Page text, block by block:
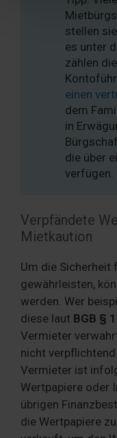
Partner führen
weiteren Daten
haben oder die sie
gesammelt haben.
Cookies, wenn Sie
stellen
es unter
zählen
einen
dem
in
die über
verfügen.
Verpfändete
Mietkaution
Um die Sicherheit
gewährleisten,
werden. Wer
diese laut BGB §
Vermieter
nicht
Vermieter ist
Wertpapiere oder
übrigen
die Wertpapiere